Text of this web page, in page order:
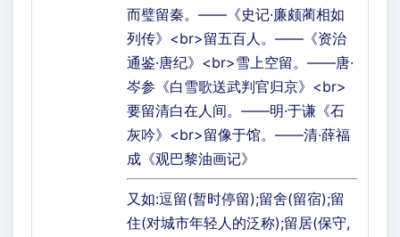
而璧留秦。——《史记·廉颇蔺相如
列传》<br>留五百人。——《资治
通鉴·唐纪》<br>雪上空留。——唐·
岑参《白雪歌送武判官归京》<br>
要留清白在人间。——明·于谦《石
灰吟》<br>留像于馆。——清·薛福
成《观巴黎油画记》
又如:逗留(暂时停留);留舍(留宿);留
住(对城市年轻人的泛称);留居(保守,